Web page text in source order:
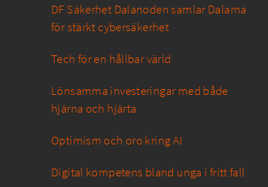
DF Säkerhet Dalanoden samlar Dalarna
för stärkt cybersäkerhet
Tech för en hållbar värld
Lönsamma investeringar med både
hjärna och hjärta
Optimism och oro kring AI
Digital kompetens bland unga i fritt fall